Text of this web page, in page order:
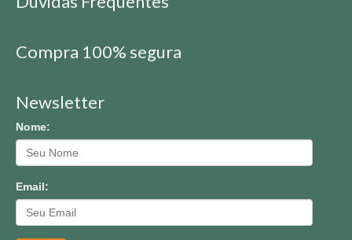
Compra 100% segura
Newsletter
Nome:
Email: